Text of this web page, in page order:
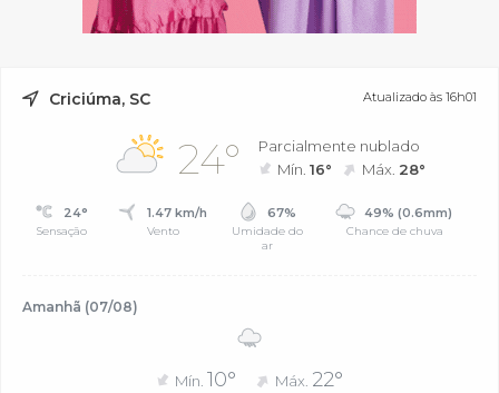
Criciúma, SC Atualizado às 16h01
24°
Parcialmente nublado
Mín.16° Máx. 28°
24°
Sensação
1.47 km/h
Vento
67%
Umidade do
ar
49% (0.6mm)
Chance de chuva
Amanhã (07/08)
Mín. 10° Máx. 22°